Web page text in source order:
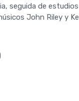
seguida de
John Riley y